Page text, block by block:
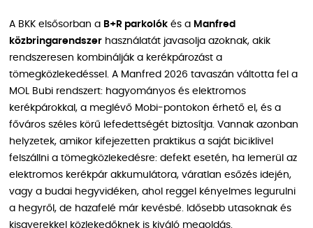
A BKK elsősorban a B+R parkolók és a Manfred
közbringarendszer használatát javasolja azoknak, akik
rendszeresen kombinálják a kerékpározást a
tömegközlekedéssel. A Manfred 2026 tavaszán váltotta fel a
MOL Bubi rendszert: hagyományos és elektromos
kerékpárokkal, a meglévő Mobi-pontokon érhető el, és a
főváros széles körű lefedettségét biztosítja. Vannak azonban
helyzetek, amikor kifejezetten praktikus a saját biciklivel
felszállni a tömegközlekedésre: defekt esetén, ha lemerül az
elektromos kerékpár akkumulátora, váratlan esőzés idején,
vagy a budai hegyvidéken, ahol reggel kényelmes legurulni
a hegyről, de hazafelé már kevésbé. Idősebb utasoknak és
kisgyerekkel közlekedőknek is kiváló megoldás.